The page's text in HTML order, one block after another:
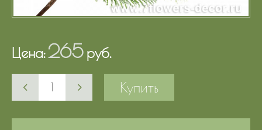
Цена:265 руб.
Купить